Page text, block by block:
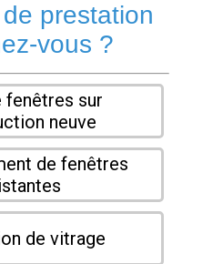
prestation
vous ?
fenêtres sur
neuve
de fenêtres
de vitrage